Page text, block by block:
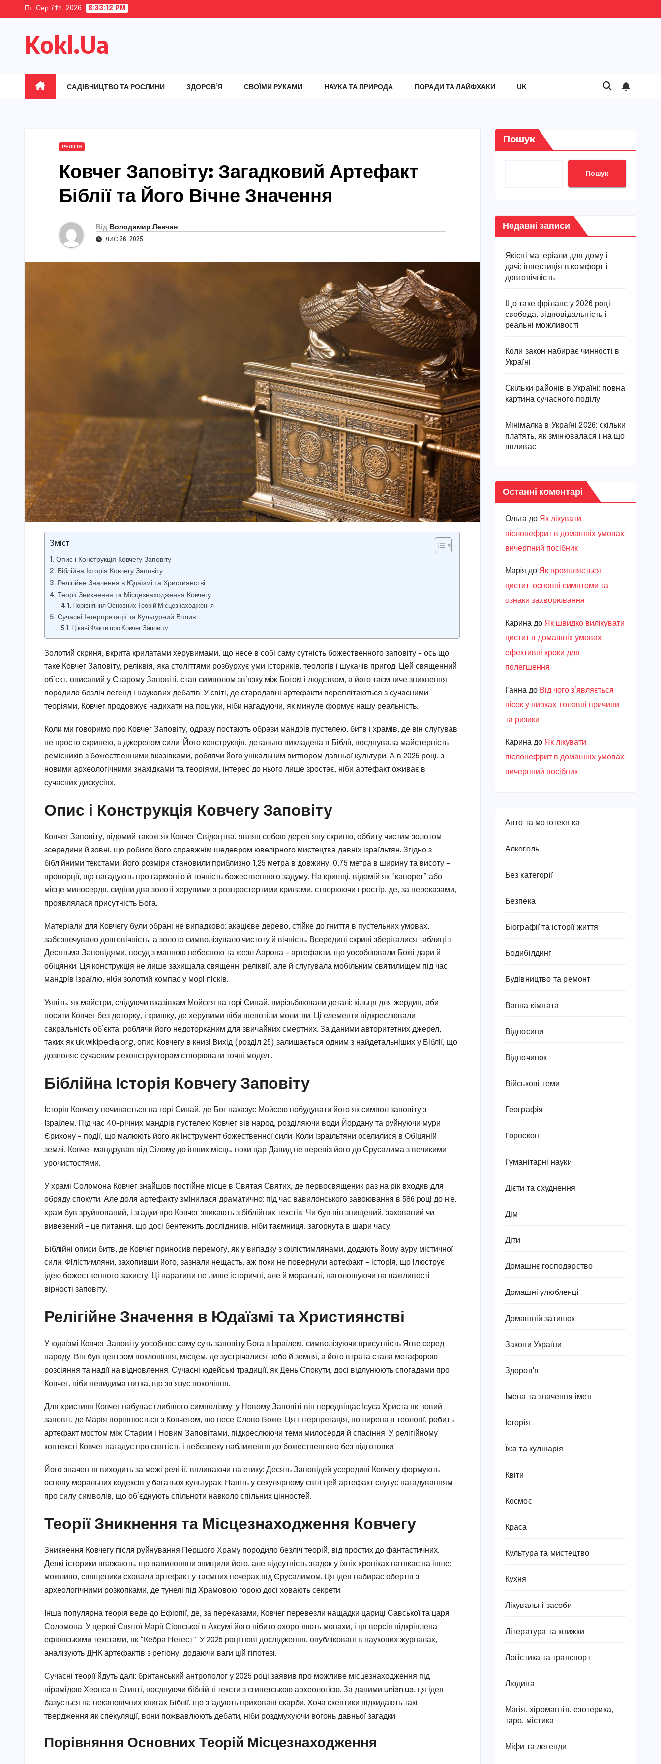
content
Пт. Сер 7th, 2026 8:33:13 PM
Kokl.Ua
САДІВНИЦТВО ТА РОСЛИНИ ЗДОРОВ’Я СВОЇМИ РУКАМИ НАУКА ТА ПРИРОДА ПОРАДИ ТА ЛАЙФХАКИ UK
РЕЛІГІЯ
Ковчег Заповіту: Загадковий Артефакт
Біблії та Його Вічне Значення
Від Володимир Левчин
ЛИС 26, 2025
Зміст
Опис і Конструкція Ковчегу Заповіту
Біблійна Історія Ковчегу Заповіту
Релігійне Значення в Юдаїзмі та Християнстві
Теорії Зникнення та Місцезнаходження Ковчегу
Порівняння Основних Теорій Місцезнаходження
Сучасні Інтерпретації та Культурний Вплив
Цікаві Факти про Ковчег Заповіту
Золотий скриня, вкрита крилатами херувимами, що несе в собі саму сутність божественного заповіту – ось що
таке Ковчег Заповіту, реліквія, яка століттями розбурхує уми істориків, теологів і шукачів пригод. Цей священний
об’єкт, описаний у Старому Заповіті, став символом зв’язку між Богом і людством, а його таємниче зникнення
породило безліч легенд і наукових дебатів. У світі, де стародавні артефакти переплітаються з сучасними
теоріями, Ковчег продовжує надихати на пошуки, ніби нагадуючи, як минуле формує нашу реальність.
Коли ми говоримо про Ковчег Заповіту, одразу постають образи мандрів пустелею, битв і храмів, де він слугував
не просто скринею, а джерелом сили. Його конструкція, детально викладена в Біблії, поєднувала майстерність
ремісників з божественними вказівками, роблячи його унікальним витвором давньої культури. А в 2025 році, з
новими археологічними знахідками та теоріями, інтерес до нього лише зростає, ніби артефакт оживає в
сучасних дискусіях.
Опис і Конструкція Ковчегу Заповіту
Ковчег Заповіту, відомий також як Ковчег Свідоцтва, являв собою дерев’яну скриню, оббиту чистим золотом
зсередини й зовні, що робило його справжнім шедевром ювелірного мистецтва давніх ізраїльтян. Згідно з
біблійними текстами, його розміри становили приблизно 1,25 метра в довжину, 0,75 метра в ширину та висоту –
пропорції, що нагадують про гармонію й точність божественного задуму. На кришці, відомій як “капорет” або
місце милосердя, сиділи два золоті херувими з розпростертими крилами, створюючи простір, де, за переказами,
проявлялася присутність Бога.
Матеріали для Ковчегу були обрані не випадково: акацієве дерево, стійке до гниття в пустельних умовах,
забезпечувало довговічність, а золото символізувало чистоту й вічність. Всередині скрині зберігалися таблиці з
Десятьма Заповідями, посуд з манною небесною та жезл Аарона – артефакти, що уособлювали Божі дари й
обіцянки. Ця конструкція не лише захищала священні реліквії, але й слугувала мобільним святилищем під час
мандрів Ізраїлю, ніби золотий компас у морі пісків.
Уявіть, як майстри, слідуючи вказівкам Мойсея на горі Синай, вирізьблювали деталі: кільця для жердин, аби
носити Ковчег без доторку, і кришку, де херувими ніби шепотіли молитви. Ці елементи підкреслювали
сакральність об’єкта, роблячи його недоторканим для звичайних смертних. За даними авторитетних джерел,
таких як uk.wikipedia.org, опис Ковчегу в книзі Вихід (розділ 25) залишається одним з найдетальніших у Біблії, що
дозволяє сучасним реконструкторам створювати точні моделі.
Біблійна Історія Ковчегу Заповіту
Історія Ковчегу починається на горі Синай, де Бог наказує Мойсею побудувати його як символ заповіту з
Ізраїлем. Під час 40-річних мандрів пустелею Ковчег вів народ, розділяючи води Йордану та руйнуючи мури
Єрихону – події, що малюють його як інструмент божественної сили. Коли ізраїльтяни оселилися в Обіцяній
землі, Ковчег мандрував від Сілому до інших місць, поки цар Давид не перевіз його до Єрусалима з великими
урочистостями.
У храмі Соломона Ковчег знайшов постійне місце в Святая Святих, де первосвященик раз на рік входив для
обряду спокути. Але доля артефакту змінилася драматично: під час вавилонського завоювання в 586 році до н.е.
храм був зруйнований, і згадки про Ковчег зникають з біблійних текстів. Чи був він знищений, захований чи
вивезений – це питання, що досі бентежить дослідників, ніби таємниця, загорнута в шари часу.
Біблійні описи битв, де Ковчег приносив перемогу, як у випадку з філістимлянами, додають йому ауру містичної
сили. Філістимляни, захопивши його, зазнали нещасть, аж поки не повернули артефакт – історія, що ілюструє
ідею божественного захисту. Ці наративи не лише історичні, але й моральні, наголошуючи на важливості
вірності заповіту.
Релігійне Значення в Юдаїзмі та Християнстві
У юдаїзмі Ковчег Заповіту уособлює саму суть заповіту Бога з Ізраїлем, символізуючи присутність Ягве серед
народу. Він був центром поклоніння, місцем, де зустрічалися небо й земля, а його втрата стала метафорою
розсіяння та надії на відновлення. Сучасні юдейські традиції, як День Спокути, досі відлунюють спогадами про
Ковчег, ніби невидима нитка, що зв’язує покоління.
Для християн Ковчег набуває глибшого символізму: у Новому Заповіті він передвіщає Ісуса Христа як новий
заповіт, де Марія порівнюється з Ковчегом, що несе Слово Боже. Ця інтерпретація, поширена в теології, робить
артефакт мостом між Старим і Новим Заповітами, підкреслюючи теми милосердя й спасіння. У релігійному
контексті Ковчег нагадує про святість і небезпеку наближення до божественного без підготовки.
Його значення виходить за межі релігії, впливаючи на етику: Десять Заповідей усередині Ковчегу формують
основу моральних кодексів у багатьох культурах. Навіть у секулярному світі цей артефакт слугує нагадуванням
про силу символів, що об’єднують спільноти навколо спільних цінностей.
Теорії Зникнення та Місцезнаходження Ковчегу
Зникнення Ковчегу після руйнування Першого Храму породило безліч теорій, від простих до фантастичних.
Деякі історики вважають, що вавилоняни знищили його, але відсутність згадок у їхніх хроніках натякає на інше:
можливо, священики сховали артефакт у таємних печерах під Єрусалимом. Ця ідея набирає обертів з
археологічними розкопками, де тунелі під Храмовою горою досі ховають секрети.
Інша популярна теорія веде до Ефіопії, де, за переказами, Ковчег перевезли нащадки цариці Савської та царя
Соломона. У церкві Святої Марії Сіонської в Аксумі його нібито охороняють монахи, і ця версія підкріплена
ефіопськими текстами, як “Кебра Негест”. У 2025 році нові дослідження, опубліковані в наукових журналах,
аналізують ДНК артефактів з регіону, додаючи ваги цій гіпотезі.
Сучасні теорії йдуть далі: британський антрополог у 2025 році заявив про можливе місцезнаходження під
пірамідою Хеопса в Єгипті, поєднуючи біблійні тексти з єгипетською археологією. За даними unian.ua, ця ідея
базується на неканонічних книгах Біблії, що згадують приховані скарби. Хоча скептики відкидають такі
твердження як спекуляції, вони пожвавлюють дебати, ніби роздмухуючи вогонь давньої загадки.
Порівняння Основних Теорій Місцезнаходження
Пошук
Пошук
Недавні записи
Якісні матеріали для дому і
дачі: інвестиція в комфорт і
довговічність
Що таке фріланс у 2026 році:
свобода, відповідальність і
реальні можливості
Коли закон набирає чинності в
Україні
Скільки районів в Україні: повна
картина сучасного поділу
Мінімалка в Україні 2026: скільки
платять, як змінювалася і на що
впливає
Останні коментарі
Ольгадо Як лікувати
пієлонефрит в домашніх умовах:
вичерпний посібник
Марiя до Як проявляється
цистит: основні симптоми та
ознаки захворювання
Каринадо Як швидко вилікувати
цистит в домашніх умовах:
ефективні кроки для
полегшення
Ганнадо Від чого з’являється
пісок у нирках: головні причини
та ризики
Каринадо Як лікувати
пієлонефрит в домашніх умовах:
вичерпний посібник
Авто та мототехніка
Алкоголь
Без категорії
Безпека
Біографії та історії життя
Бодибілдинг
Будівництво та ремонт
Ванна кімната
Відносини
Відпочинок
Військові теми
Географія
Гороскоп
Гуманітарні науки
Дієти та схуднення
Дім
Діти
Домашнє господарство
Домашні улюбленці
Домашній затишок
Закони України
Здоров'я
Імена та значення імен
Історія
Їжа та кулінарія
Квіти
Космос
Краса
Культура та мистецтво
Кухня
Лікувальні засоби
Література та книжки
Логістика та транспорт
Людина
Магія, хіромантія, езотерика,
таро, містика
Міфи та легенди